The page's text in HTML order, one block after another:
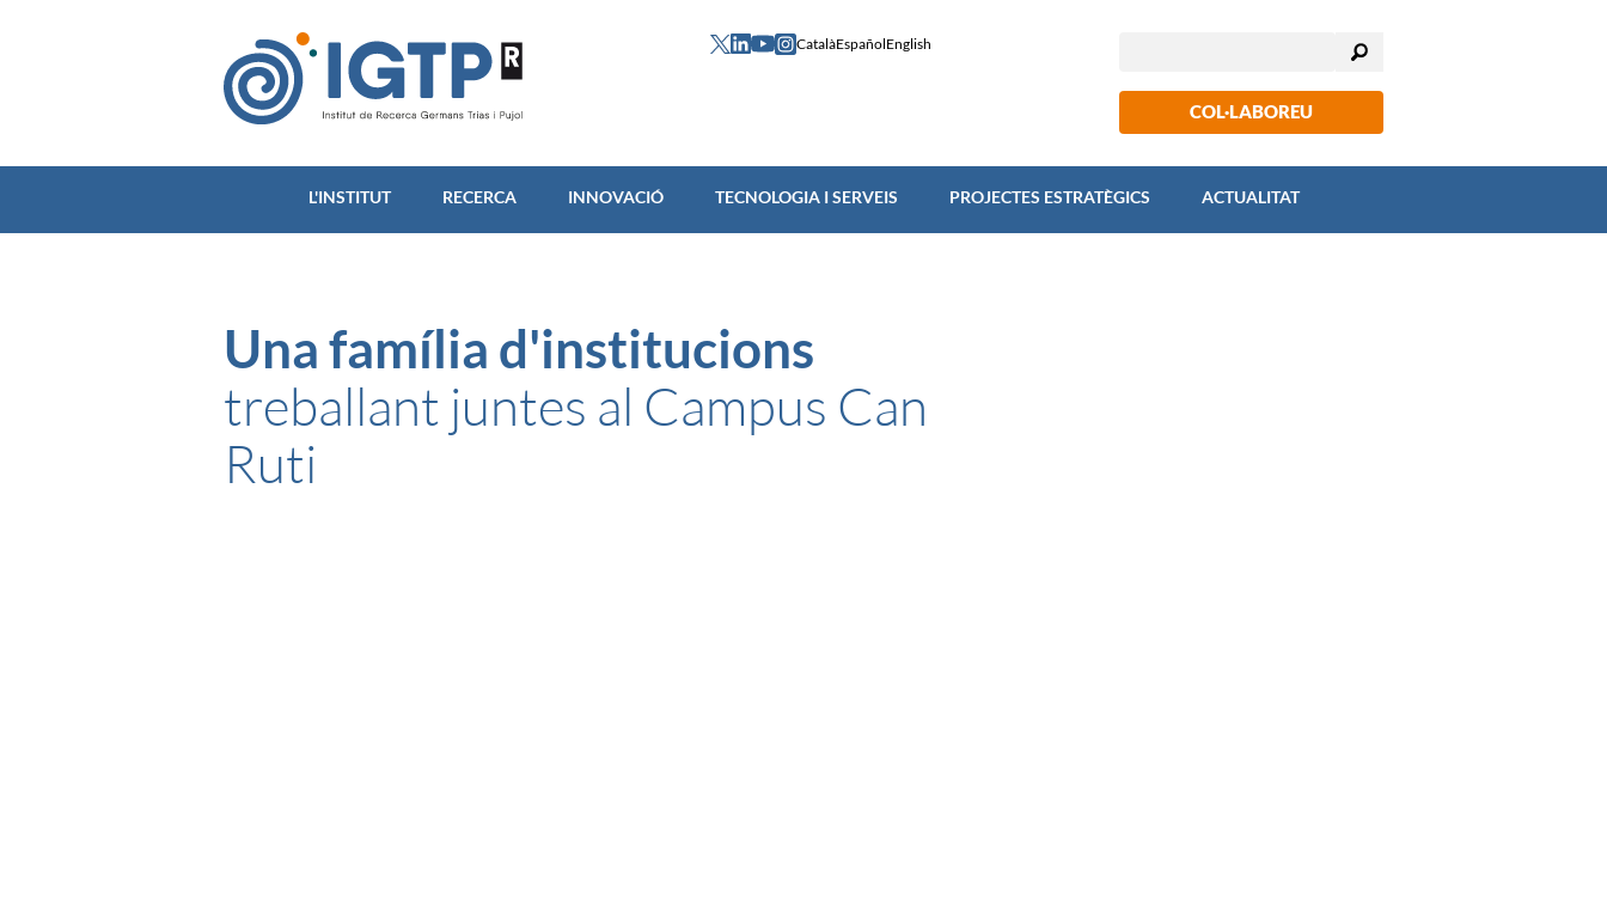
CatalàEspañolEnglish
COL·LABOREU
L'INSTITUT RECERCA INNOVACIÓ TECNOLOGIA I SERVEIS PROJECTES ESTRATÈGICS ACTUALITAT
Una família d'institucions
treballant juntes al Campus Can
Ruti